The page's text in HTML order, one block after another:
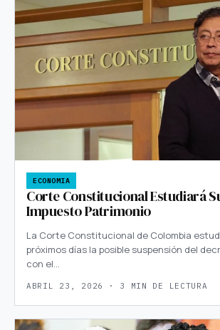
ECONOMIA
Corte Constitucional Estudiará
Impuesto Patrimonio
La Corte Constitucional de Colombia
próximos días la posible suspensión del
con el…
ABRIL 23, 2026 · 3 MIN DE LECTURA